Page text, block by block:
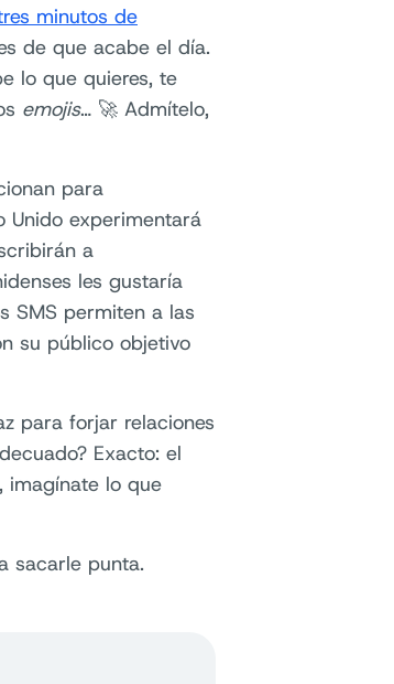
minutos de
de que acabe el día.
lo que quieres, te
emojis… 🚀 Admítelo,
para
experimentará
a
les gustaría
SMS permiten a las
su público objetivo
para forjar relaciones
Exacto: el
imagínate lo que
sacarle punta.